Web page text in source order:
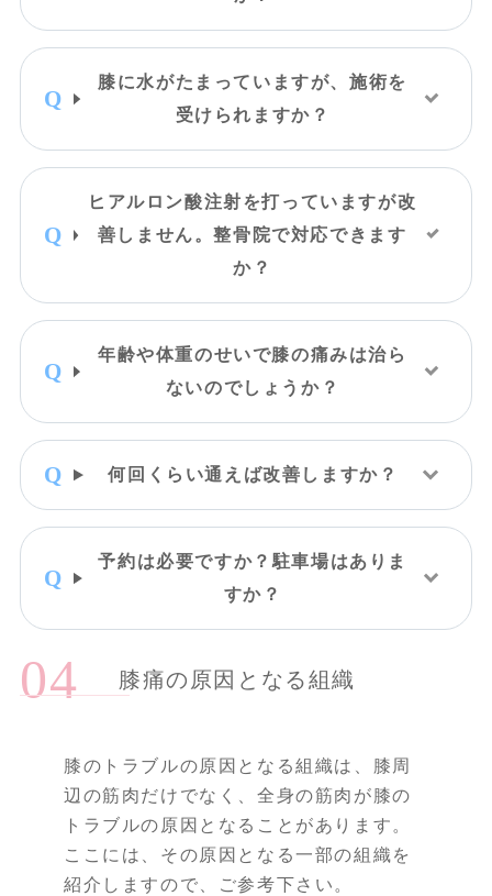
膝に水がたまっていますが、施術を
受けられますか？
ヒアルロン酸注射を打っていますが改
善しません。整骨院で対応できます
か？
年齢や体重のせいで膝の痛みは治ら
ないのでしょうか？
何回くらい通えば改善しますか？
予約は必要ですか？駐車場はありま
すか？
膝痛の原因となる組織
膝のトラブルの原因となる組織は、膝周
辺の筋肉だけでなく、全身の筋肉が膝の
トラブルの原因となることがあります。
ここには、その原因となる一部の組織を
紹介しますので、ご参考下さい。